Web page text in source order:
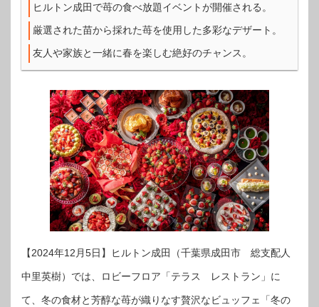
ヒルトン成田で苺の食べ放題イベントが開催される。
厳選された苗から採れた苺を使用した多彩なデザート。
友人や家族と一緒に春を楽しむ絶好のチャンス。
【2024年12月5日】ヒルトン成田（千葉県成田市 総支配人
中里英樹）では、ロビーフロア「テラス レストラン」に
て、冬の食材と芳醇な苺が織りなす贅沢なビュッフェ「冬の